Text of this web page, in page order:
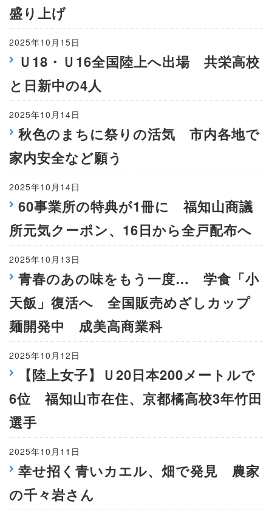
盛り上げ
2025年10月15日
Ｕ18・Ｕ16全国陸上へ出場 共栄高校
と日新中の4人
2025年10月14日
秋色のまちに祭りの活気 市内各地で
家内安全など願う
2025年10月14日
60事業所の特典が1冊に 福知山商議
所元気クーポン、16日から全戸配布へ
2025年10月13日
青春のあの味をもう一度… 学食「小
天飯」復活へ 全国販売めざしカップ
麺開発中 成美高商業科
2025年10月12日
【陸上女子】Ｕ20日本200メートルで
6位 福知山市在住、京都橘高校3年竹田
選手
2025年10月11日
幸せ招く青いカエル、畑で発見 農家
の千々岩さん